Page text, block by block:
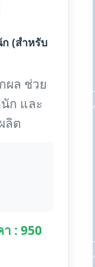
ก (สำหรับ
ผล ช่วย
ก และ
ลิต
: 950